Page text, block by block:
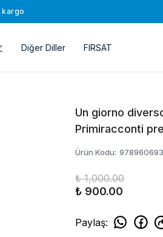
kargo
Diğer Diller FIRSAT
Un giorno
Primiracconti
Ürün Kodu:
₺ 1,000.00
₺ 900.00
Paylaş: